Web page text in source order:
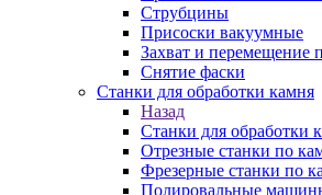
Струбцины
Присоски вакуумные
Захват и перемещение
Снятие фаски
Станки для обработки камня
Назад
Станки для обработки
Отрезные станки по
Фрезерные станки по
Полировальные